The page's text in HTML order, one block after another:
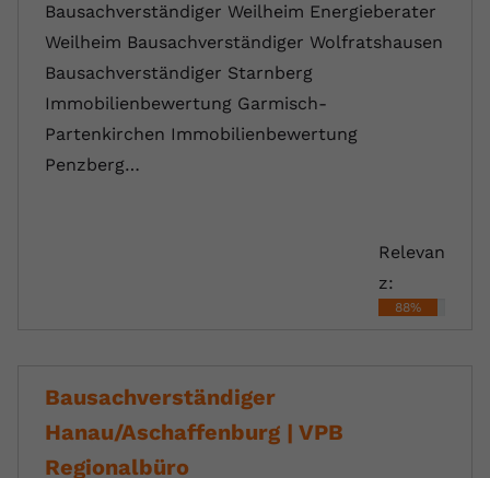
Bausachverständiger Weilheim Energieberater
Weilheim Bausachverständiger Wolfratshausen
Bausachverständiger Starnberg
Immobilienbewertung Garmisch-
Partenkirchen Immobilienbewertung
Penzberg…
Relevan
z:
88%
Bausachverständiger
Hanau/Aschaffenburg | VPB
Regionalbüro